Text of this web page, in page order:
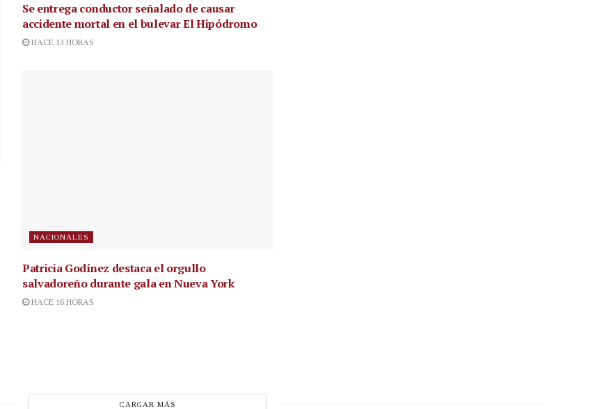
Se entrega conductor señalado de causar
accidente mortal en el bulevar El Hipódromo
HACE 13 HORAS
NACIONALES
Patricia Godínez destaca el orgullo
salvadoreño durante gala en Nueva York
HACE 16 HORAS
CARGAR MÁS